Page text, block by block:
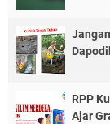
RPP
Ajar